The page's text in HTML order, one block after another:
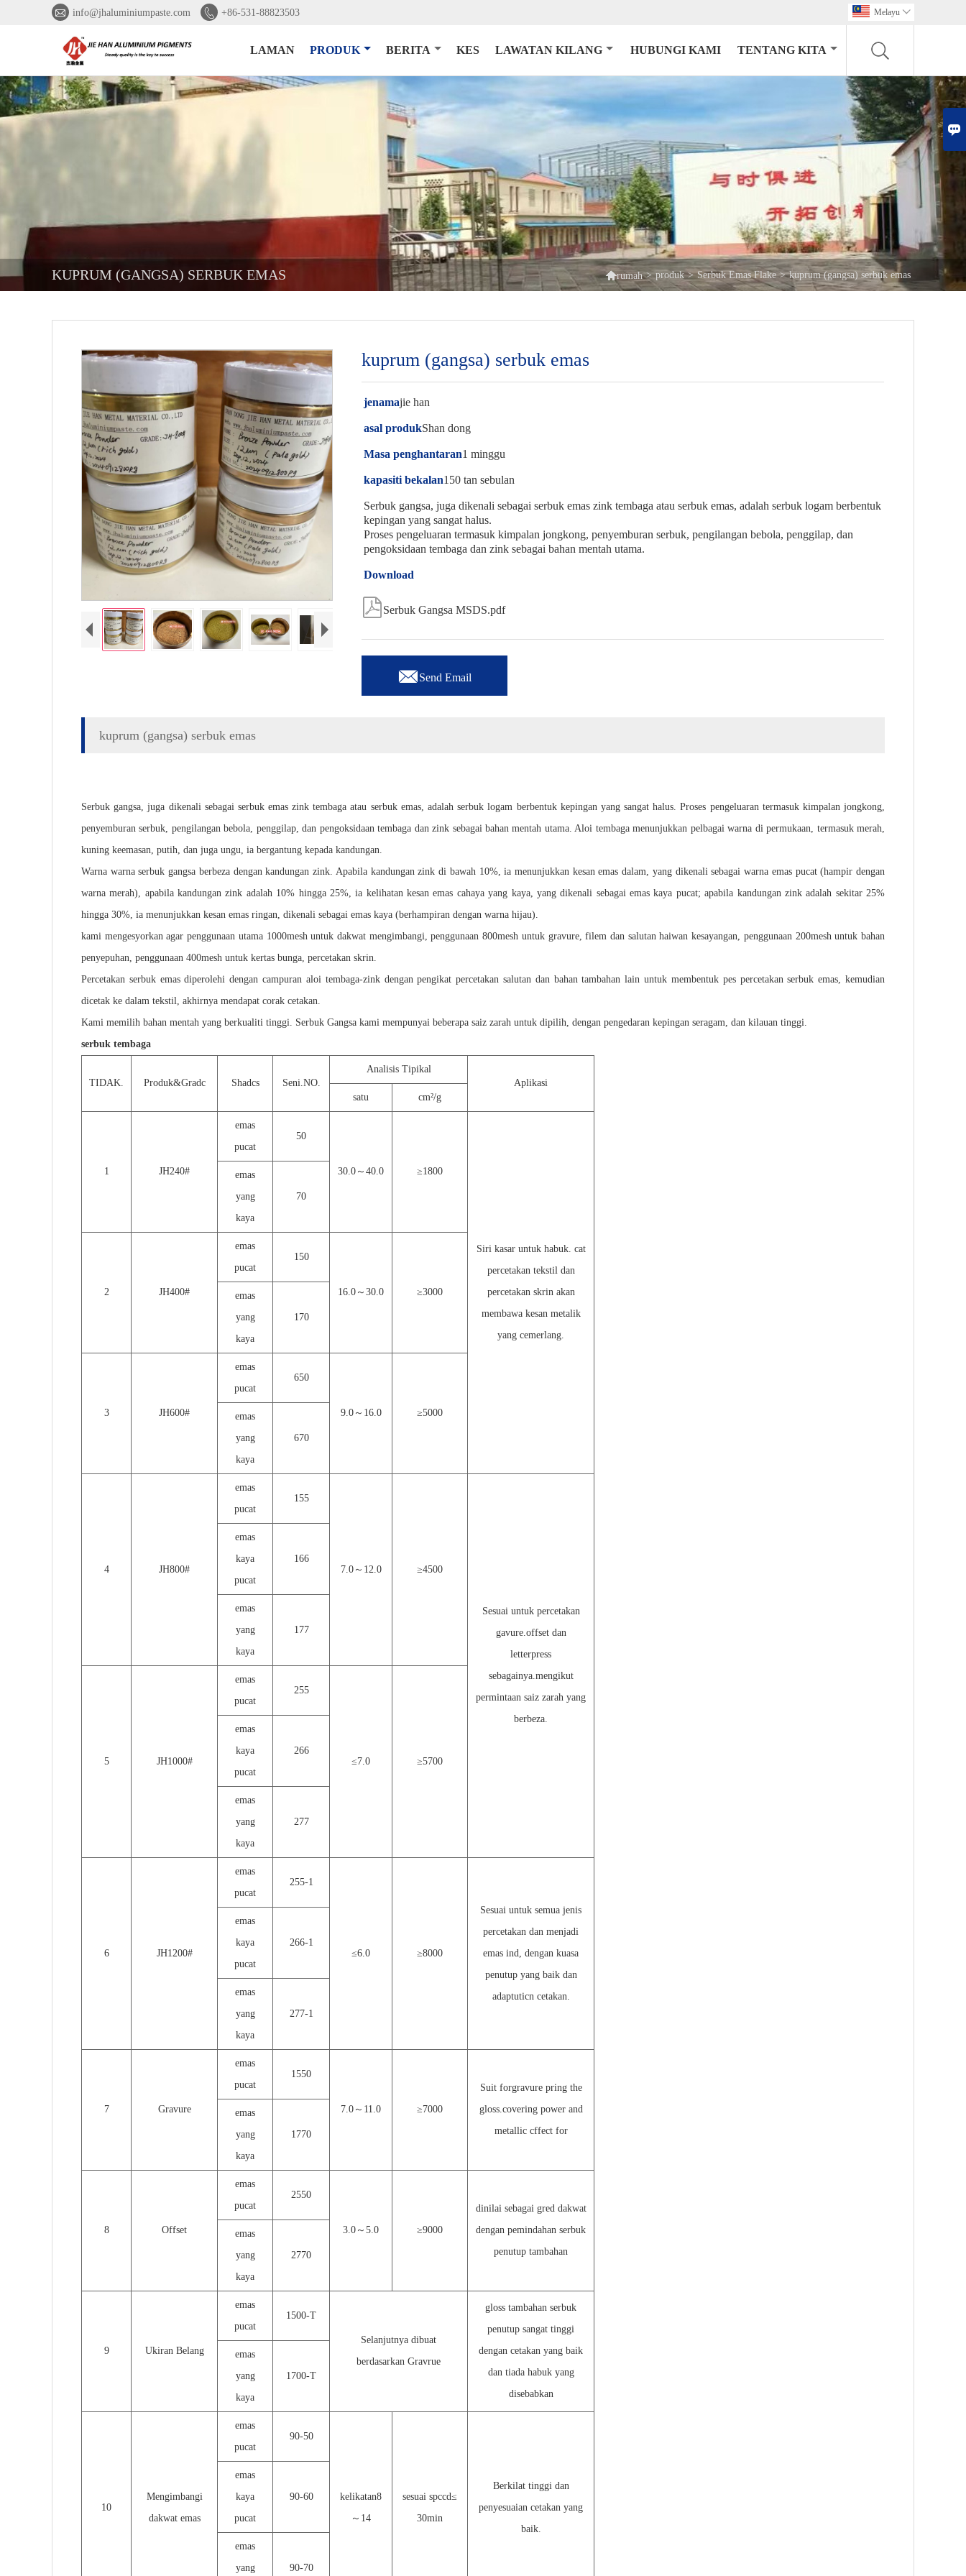

 info@jhaluminiumpaste.com  +86-531-88823503 Melayu 
LAMAN PRODUK BERITA KES LAWATAN KILANG HUBUNGI KAMI TENTANG KITA
KUPRUM (GANGSA) SERBUK EMAS rumah > produk > Serbuk Emas Flake > kuprum (gangsa) serbuk emas
kuprum (gangsa) serbuk emas
jenamajie han
asal produkShan dong
Masa penghantaran1 minggu
kapasiti bekalan150 tan sebulan
Serbuk gangsa, juga dikenali sebagai serbuk emas zink tembaga atau serbuk emas, adalah serbuk logam berbentuk
kepingan yang sangat halus.
Proses pengeluaran termasuk kimpalan jongkong, penyemburan serbuk, pengilangan bebola, penggilap, dan
pengoksidaan tembaga dan zink sebagai bahan mentah utama.
Download
Serbuk Gangsa MSDS.pdf
Send Email
kuprum (gangsa) serbuk emas
Serbuk gangsa, juga dikenali sebagai serbuk emas zink tembaga atau serbuk emas, adalah serbuk logam berbentuk kepingan yang sangat halus. Proses pengeluaran termasuk kimpalan jongkong,
penyemburan serbuk, pengilangan bebola, penggilap, dan pengoksidaan tembaga dan zink sebagai bahan mentah utama. Aloi tembaga menunjukkan pelbagai warna di permukaan, termasuk merah,
kuning keemasan, putih, dan juga ungu, ia bergantung kepada kandungan.
Warna warna serbuk gangsa berbeza dengan kandungan zink. Apabila kandungan zink di bawah 10%, ia menunjukkan kesan emas dalam, yang dikenali sebagai warna emas pucat (hampir dengan
warna merah), apabila kandungan zink adalah 10% hingga 25%, ia kelihatan kesan emas cahaya yang kaya, yang dikenali sebagai emas kaya pucat; apabila kandungan zink adalah sekitar 25%
hingga 30%, ia menunjukkan kesan emas ringan, dikenali sebagai emas kaya (berhampiran dengan warna hijau)
kami mengesyorkan agar penggunaan utama 1000mesh untuk dakwat mengimbangi, penggunaan 800mesh untuk gravure, filem dan salutan haiwan kesayangan, penggunaan 200mesh untuk bahan
penyepuhan, penggunaan 400mesh untuk kertas bunga, percetakan skrin.
Percetakan serbuk emas diperolehi dengan campuran aloi tembaga-zink dengan pengikat percetakan salutan dan bahan tambahan lain untuk membentuk pes percetakan serbuk emas, kemudian
dicetak ke dalam tekstil, akhirnya mendapat corak cetakan.
Kami memilih bahan mentah yang berkualiti tinggi. Serbuk Gangsa kami mempunyai beberapa saiz zarah untuk dipilih, dengan pengedaran kepingan seragam, dan kilauan tinggi.
serbuk tembaga
TIDAK. Produk&Gradc Shadcs Seni.NO.
Analisis Tipikal
Aplikasi
satu
cm²/g
1 JH240#
emas
pucat
50
30.0 ～ 40.0 ≥1800
Siri kasar untuk habuk. cat
percetakan tekstil dan
percetakan skrin akan
membawa kesan metalik
yang cemerlang.
emas
yang
kaya
70
2 JH400#
emas
pucat
150
16.0 ～ 30.0 ≥3000
emas
yang
kaya
170
3 JH600#
emas
pucat
650
9.0～ 16.0 ≥5000
emas
yang
kaya
670
4 JH800#
emas
pucat
155
7.0～ 12.0 ≥4500
Sesuai untuk percetakan
gavure.offset dan
letterpress
sebagainya.mengikut
permintaan saiz zarah yang
berbeza.
emas
kaya
pucat
166
emas
yang
kaya
177
5 JH1000#
emas
pucat
255
≤7.0 ≥5700
emas
kaya
pucat
266
emas
yang
kaya
277
6 JH1200#
emas
pucat
255-1
≤6.0 ≥8000
Sesuai untuk semua jenis
percetakan dan menjadi
emas ind, dengan kuasa
penutup yang baik dan
adaptuticn cetakan.
emas
kaya
pucat
266-1
emas
yang
kaya
277-1
7 Gravure
emas
pucat
1550
7.0 ～ 11.0 ≥7000
Suit forgravure pring the
gloss.covering power and
metallic cffect for
emas
yang
kaya
1770
8 Offset
emas
pucat
2550
3.0 ～ 5.0 ≥9000
dinilai sebagai gred dakwat
dengan pemindahan serbuk
penutup tambahan
emas
yang
kaya
2770
9 Ukiran Belang
emas
pucat
1500-T
Selanjutnya dibuat
berdasarkan Gravrue
gloss tambahan serbuk
penutup sangat tinggi
dengan cetakan yang baik
dan tiada habuk yang
disebabkan
emas
yang
kaya
1700-T
10
Mengimbangi
dakwat emas
emas
pucat
90-50
kelikatan8
～ 14
sesuai spccd≤
30min
Berkilat tinggi dan
penyesuaian cetakan yang
baik.
emas
kaya
pucat
90-60
emas
yang
90-70